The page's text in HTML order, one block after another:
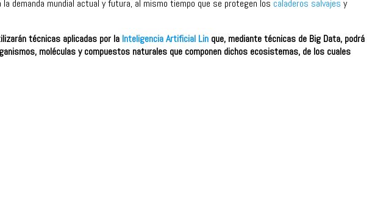
demanda mundial actual y futura, al mismo tiempo que se protegen los caladeros salvajes y
técnicas aplicadas por la Inteligencia Artificial Lin que, mediante técnicas de Big Data, podrá
moléculas y compuestos naturales que componen dichos ecosistemas, de los cuales